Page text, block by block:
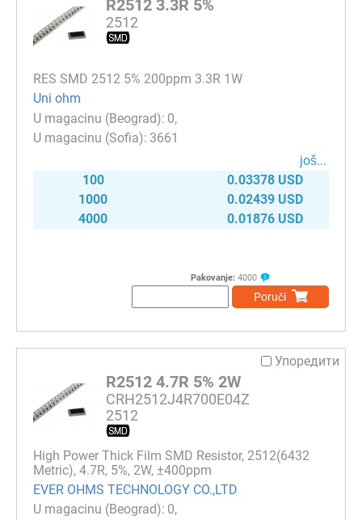
R2512 3.3R 5%
2512
RES SMD 2512 5% 200ppm 3.3R 1W
Uni ohm
0
3661
јоš...
100
0.03378 USD
1000
0.02439 USD
4000
0.01876 USD
Pakovanje: 4000
Poruči
Упоредити
R2512 4.7R 5% 2W
CRH2512J4R700E04Z
2512
High Power Thick Film SMD Resistor, 2512(6432
Metric), 4.7R, 5%, 2W, ±400ppm
EVER OHMS TECHNOLOGY CO.,LTD
0